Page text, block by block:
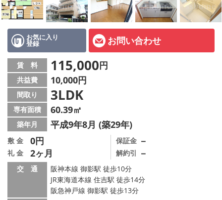
メールでお問い合わせ
お気に入り
登録 お問い合わせ
賃 料 115,000円
共益費 10,000円
間取り 3LDK
専有面積 60.39㎡
築年月 平成9年8月 (築29年)
敷 金 0円
礼 金 2ヶ月
保証金 －
解約引 －
交 通
阪神本線 御影駅 徒歩10分
JR東海道本線 住吉駅 徒歩14分
阪急神戸線 御影駅 徒歩13分